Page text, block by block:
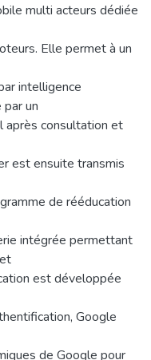
multi acteurs dédiée
Elle permet à un
intelligence
par un
après consultation et
est ensuite transmis
de rééducation
intégrée permettant
est développée
Google
de Google pour